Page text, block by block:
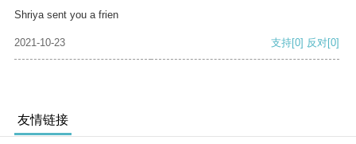
Shriya sent you a frien
2021-10-23 支持[0] 反对[0]
友情链接